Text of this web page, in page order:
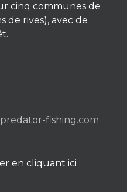
cinq communes de
de rives), avec de
fishing.com
en cliquant ici :